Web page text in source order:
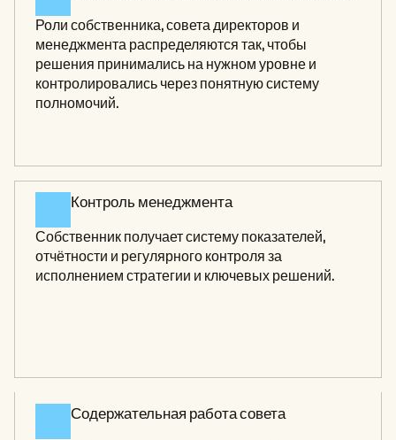
Роли собственника, совета директоров и
менеджмента распределяются так, чтобы
решения принимались на нужном уровне и
контролировались через понятную систему
полномочий.
Контроль менеджмента
Собственник получает систему показателей,
отчётности и регулярного контроля за
исполнением стратегии и ключевых решений.
Содержательная работа совета